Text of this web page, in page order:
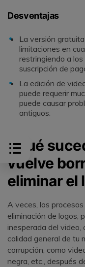
Desventajas
La versión
limitaciones en
restringiendo a los
suscripción de
La edición de
puede requerir
puede causar
antiguos.
¿Qué
vuelve
eliminar el
A veces, los
eliminación de logos,
inesperada del video,
calidad general de tu
corrupción, como
negra, etc., después